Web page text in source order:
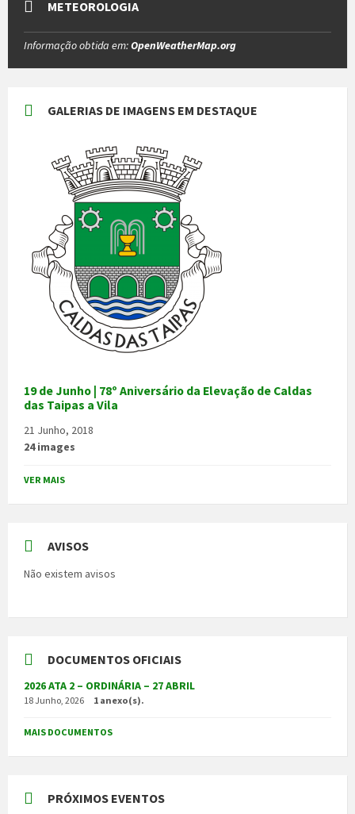
METEOROLOGIA
Informação obtida em:OpenWeatherMap.org
GALERIAS DE IMAGENS EM DESTAQUE
19 de Junho | 78º Aniversário da Elevação de Caldas
das Taipas a Vila
21 Junho, 2018
24 images
VER MAIS
AVISOS
Não existem avisos
DOCUMENTOS OFICIAIS
2026 ATA 2 – ORDINÁRIA – 27 ABRIL
18 Junho, 2026 1 anexo(s).
MAIS DOCUMENTOS
PRÓXIMOS EVENTOS